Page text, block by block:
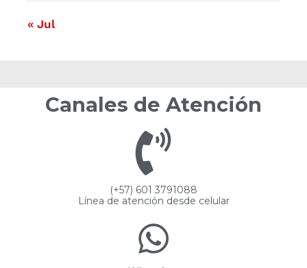
« Jul
Canales de Atención
(+57) 601 3791088
Línea de atención desde celular